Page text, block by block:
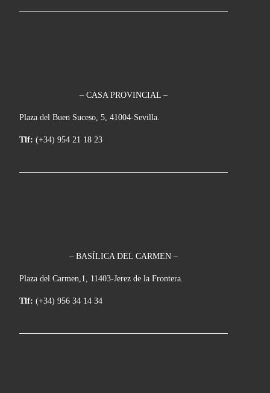
– CASA PROVINCIAL –
Plaza del Buen Suceso, 5, 41004-Sevilla.
Tlf: (+34) 954 21 18 23
– BASÍLICA DEL CARMEN –
Plaza del Carmen,1, 11403-Jerez de la Frontera.
Tlf: (+34) 956 34 14 34